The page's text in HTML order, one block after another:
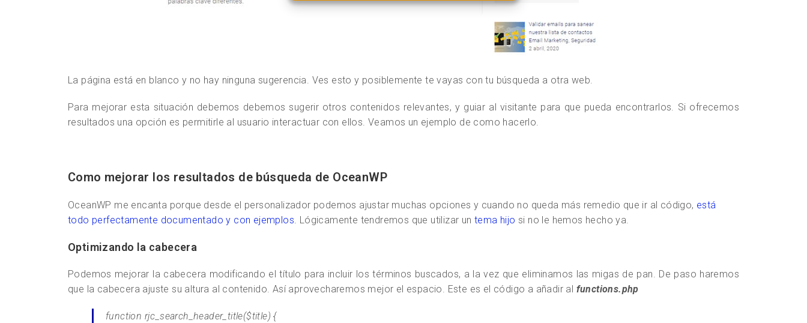
La página está en blanco y no hay ninguna sugerencia. Ves esto y posiblemente te vayas con tu búsqueda a otra web.
Para mejorar esta situación debemos debemos sugerir otros contenidos relevantes, y guiar al visitante para que pueda encontrarlos. Si ofrecemos
resultados una opción es permitirle al usuario interactuar con ellos. Veamos un ejemplo de como hacerlo.
Como mejorar los resultados de búsqueda de OceanWP
OceanWP me encanta porque desde el personalizador podemos ajustar muchas opciones y cuando no queda más remedio que ir al código, está
todo perfectamente documentado y con ejemplos. Lógicamente tendremos que utilizar untema hijo si no le hemos hecho ya.
Optimizando la cabecera
Podemos mejorar la cabecera modificando el título para incluir los términos buscados, a la vez que eliminamos las migas de pan. De paso haremos
que la cabecera ajuste su altura al contenido. Así aprovecharemos mejor el espacio. Este es el código a añadir al functions.php
function rjc_search_header_title($title) {